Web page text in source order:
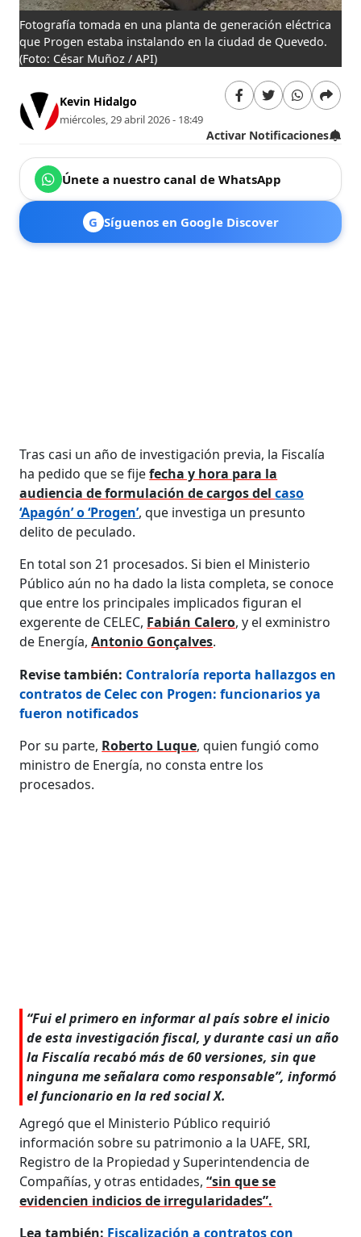
Fotografía tomada en una planta de generación eléctrica
que Progen estaba instalando en la ciudad de Quevedo.
(Foto: César Muñoz / API)
Kevin Hidalgo
miércoles, 29 abril 2026 - 18:49
Activar Notificaciones
Únete a nuestro canal de WhatsApp
G Síguenos en Google Discover
Tras casi un año de investigación previa, la Fiscalía
ha pedido que se fijefecha y hora para la
audiencia de formulación de cargos delcaso
‘Apagón’ o ‘Progen’, que investiga un presunto
delito de peculado.
En total son 21 procesados. Si bien el Ministerio
Público aún no ha dado la lista completa, se conoce
que entre los principales implicados figuran el
exgerente de CELEC, Fabián Calero, y el exministro
de Energía,Antonio Gonçalves.
Revise también: Contraloría reporta hallazgos en
contratos de Celec con Progen: funcionarios ya
fueron notificados
Por su parte, Roberto Luque, quien fungió como
ministro de Energía, no consta entre los
procesados.
“Fui el primero en informar al país sobre el inicio
de esta investigación fiscal, y durante casi un año
la Fiscalía recabó más de 60 versiones, sin que
ninguna me señalara como responsable”, informó
el funcionario en la red social X.
Agregó que el Ministerio Público requirió
información sobre su patrimonio a la UAFE, SRI,
Registro de la Propiedad y Superintendencia de
Compañías, y otras entidades,“sin que se
evidencien indicios de irregularidades”.
Lea también: Fiscalización a contratos con